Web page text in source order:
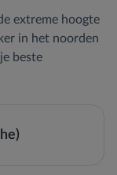
extreme hoogte
in het noorden
beste